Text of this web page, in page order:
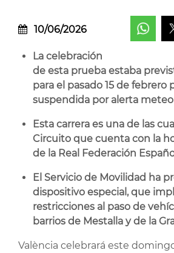
10/06/2026
La celebración
de esta prueba estaba
para el pasado 15 de febrero
suspendida por alerta
Esta carrera es una de las
Circuito que cuenta con la
de la Real Federación
El Servicio de Movilidad ha
dispositivo especial, que
restricciones al paso de
barrios de Mestalla y de la
València celebrará este